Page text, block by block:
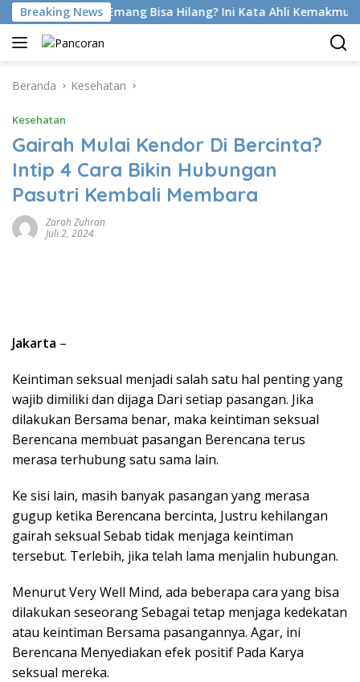
Langsung
ke
konten
Breaking News
Latihan Emang Bisa Hilang? Ini Kata Ahli Kemakmuran
Beranda Kesehatan
Kesehatan
Gairah Mulai Kendor Di Bercinta?
Intip 4 Cara Bikin Hubungan
Pasutri Kembali Membara
Zarah Zuhran
Juli 2, 2024
Jakarta –
Keintiman seksual menjadi salah satu hal penting yang
wajib dimiliki dan dijaga Dari setiap pasangan. Jika
dilakukan Bersama benar, maka keintiman seksual
Berencana membuat pasangan Berencana terus
merasa terhubung satu sama lain.
Ke sisi lain, masih banyak pasangan yang merasa
gugup ketika Berencana bercinta, Justru kehilangan
gairah seksual Sebab tidak menjaga keintiman
tersebut. Terlebih, jika telah lama menjalin hubungan.
Menurut Very Well Mind, ada beberapa cara yang bisa
dilakukan seseorang Sebagai tetap menjaga kedekatan
atau keintiman Bersama pasangannya. Agar, ini
Berencana Menyediakan efek positif Pada Karya
seksual mereka.